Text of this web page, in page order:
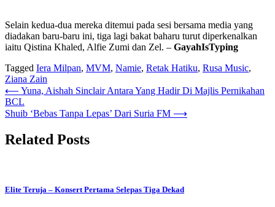
Selain kedua-dua mereka ditemui pada sesi bersama media yang
diadakan baru-baru ini, tiga lagi bakat baharu turut diperkenalkan
iaitu Qistina Khaled, Alfie Zumi dan Zel. – GayahIsTyping
Tagged Iera Milpan, MVM, Namie, Retak Hatiku, Rusa Music,
Ziana Zain
Post
navigation
⟵ Yuna, Aishah Sinclair Antara Yang Hadir Di Majlis Pernikahan
BCL
Shuib ‘Bebas Tanpa Lepas’ Dari Suria FM ⟶
Related Posts
Elite Teruja – Konsert Pertama Selepas Tiga Dekad